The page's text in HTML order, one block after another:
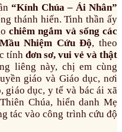
“Kính Chúa – Ái Nhân”
thánh hiến. Tinh thần ấy
chiêm ngắm và sống các
Nhiệm Cứu Độ, theo
tính đơn sơ, vui vẻ và thật
liêng này, chị em cùng
giáo và Giáo dục, nơi
giáo dục, y tế và bác ái xã
Chúa, hiển danh Mẹ
tác vào công trình cứu độ